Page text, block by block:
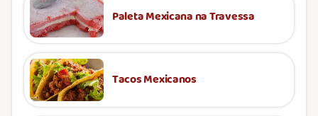
Paleta Mexicana na Travessa
Tacos Mexicanos